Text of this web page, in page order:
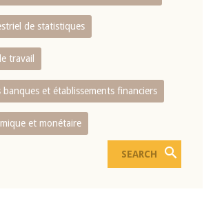
de statistiques
travail
banques et établissements financiers
et monétaire